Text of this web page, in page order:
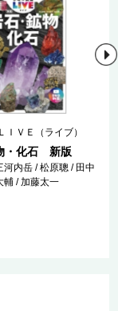
ＩＶＥ（ライブ）
・化石 新版
河内岳 / 松原聰 / 田中
輔 / 加藤太一